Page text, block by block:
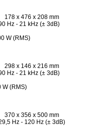
x 476 x 208 mm
Hz - 21 kHz (± 3dB)
W (RMS)
x 146 x 216 mm
Hz - 21 kHz (± 3dB)
W (RMS)
x 356 x 500 mm
Hz - 120 Hz (± 3dB)